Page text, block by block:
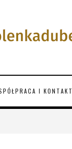
I KONTAKT